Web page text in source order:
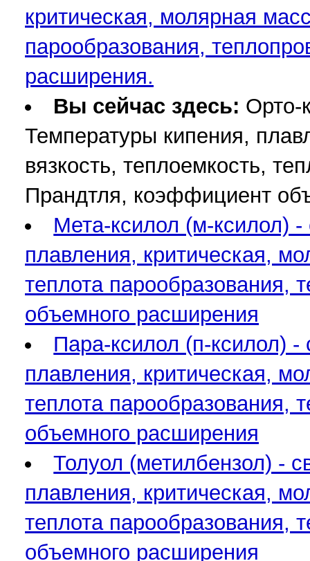
критическая, молярная
парообразования,
расширения.
Вы сейчас здесь: Орто-
Температуры кипения,
вязкость, теплоемкость,
Прандтля, коэффициент
Мета-ксилол (м-ксилол)
плавления, критическая,
теплота парообразования,
объемного расширения
Пара-ксилол (п-ксилол) -
плавления, критическая,
теплота парообразования,
объемного расширения
Толуол (метилбензол) -
плавления, критическая,
теплота парообразования,
объемного расширения